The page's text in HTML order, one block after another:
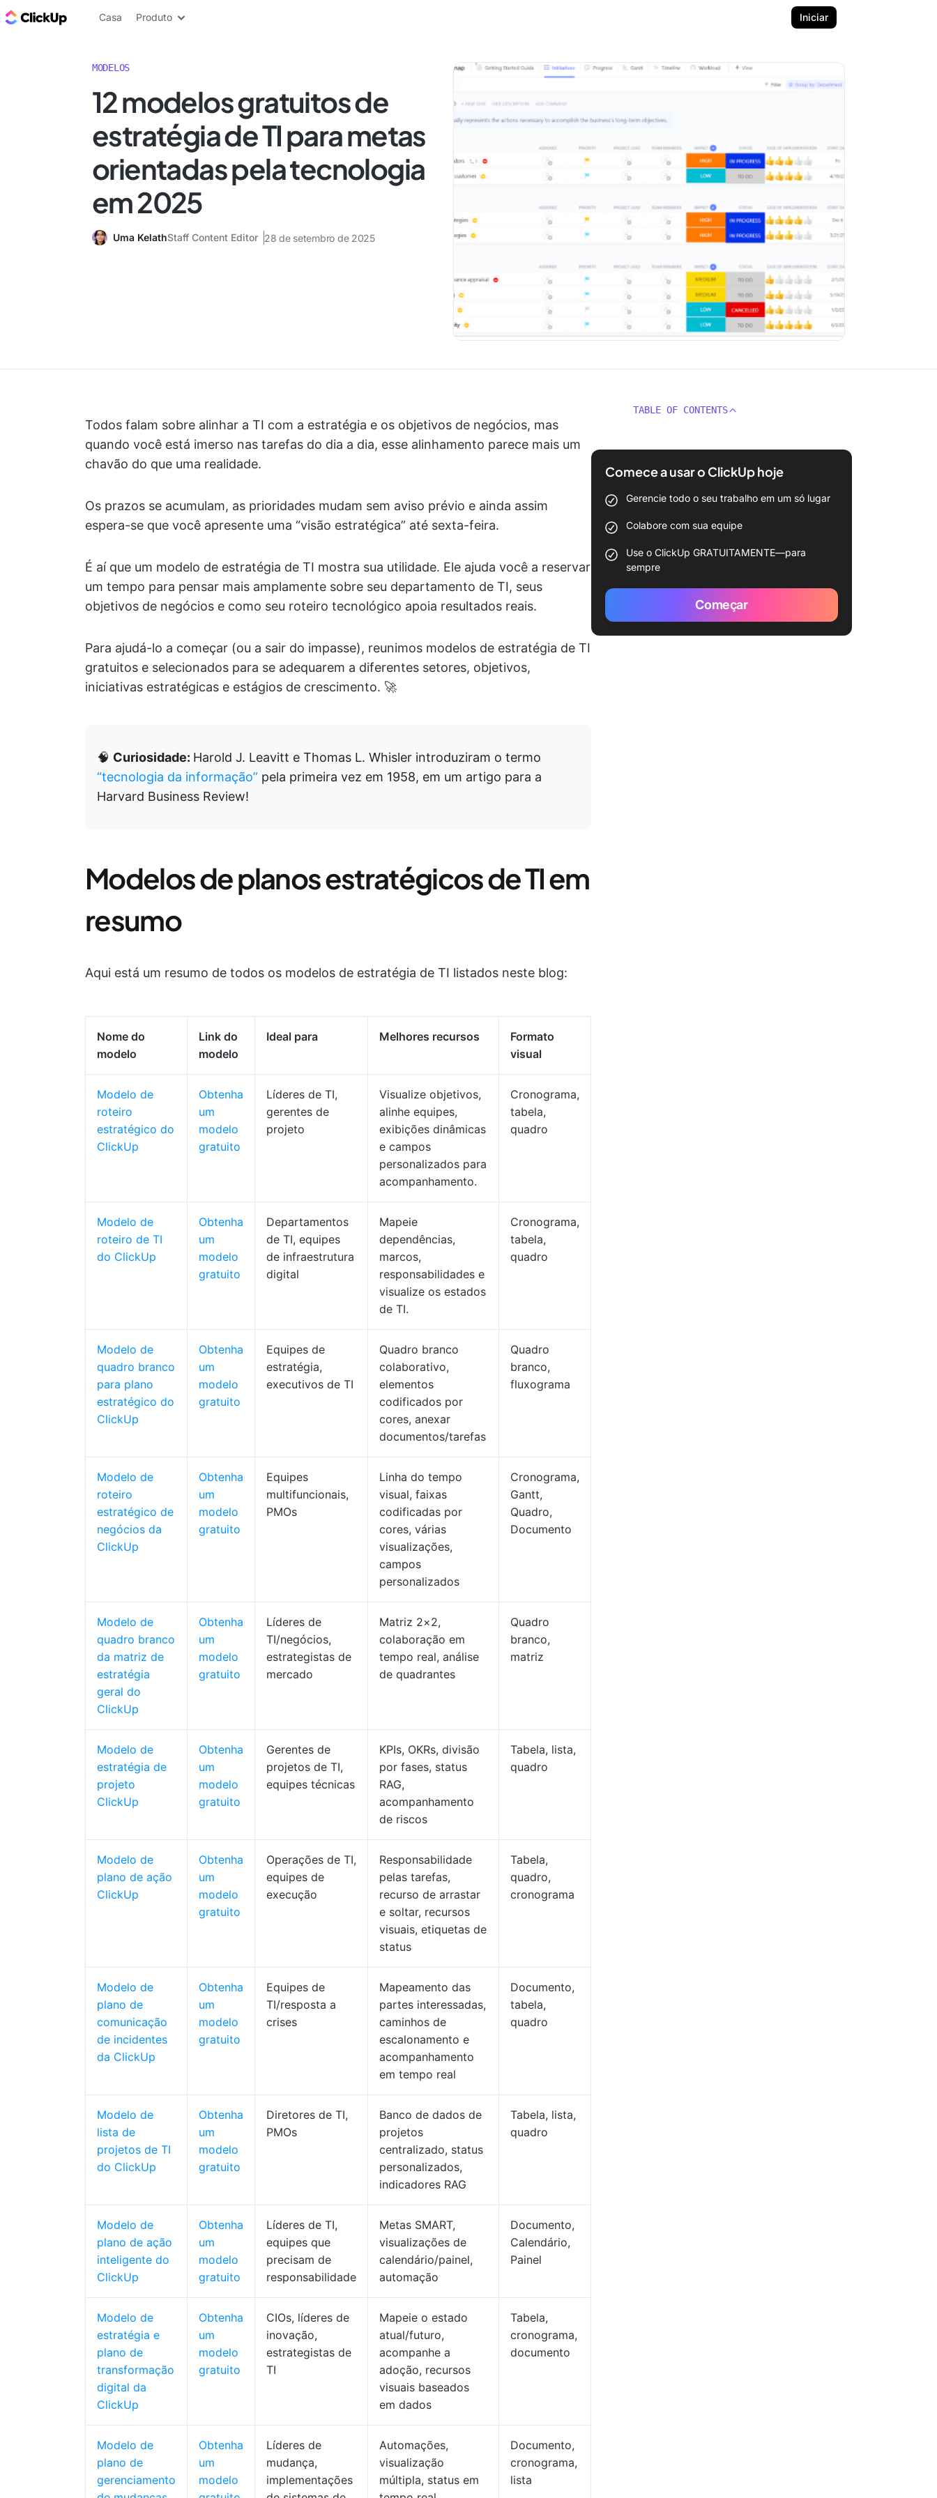
ClickUp Blogue
Casa Produto Iniciar
MODELOS
12 modelos gratuitos de
estratégia de TI para metas
orientadas pela tecnologia
em 2025
Uma KelathStaff Content Editor 28 de setembro de 2025
Todos falam sobre alinhar a TI com a estratégia e os objetivos de negócios, mas
quando você está imerso nas tarefas do dia a dia, esse alinhamento parece mais um
chavão do que uma realidade.
Os prazos se acumulam, as prioridades mudam sem aviso prévio e ainda assim
espera-se que você apresente uma “visão estratégica” até sexta-feira.
É aí que um modelo de estratégia de TI mostra sua utilidade. Ele ajuda você a reservar
um tempo para pensar mais amplamente sobre seu departamento de TI, seus
objetivos de negócios e como seu roteiro tecnológico apoia resultados reais.
Para ajudá-lo a começar (ou a sair do impasse), reunimos modelos de estratégia de TI
gratuitos e selecionados para se adequarem a diferentes setores, objetivos,
iniciativas estratégicas e estágios de crescimento. 🚀
🧠 Curiosidade: Harold J. Leavitt e Thomas L. Whisler introduziram o termo
“tecnologia da informação” pela primeira vez em 1958, em um artigo para a
Harvard Business Review!
Modelos de planos estratégicos de TI em
resumo
Aqui está um resumo de todos os modelos de estratégia de TI listados neste blog:
Nome do
modelo
Link do
modelo
Ideal para Melhores recursos
Formato
visual
Modelo de
roteiro
estratégico do
ClickUp
Obtenha
um
modelo
gratuito
Líderes de TI,
gerentes de
projeto
Visualize objetivos,
alinhe equipes,
exibições dinâmicas
e campos
personalizados para
acompanhamento.
Cronograma,
tabela,
quadro
Modelo de
roteiro de TI
do ClickUp
Obtenha
um
modelo
gratuito
Departamentos
de TI, equipes
de infraestrutura
digital
Mapeie
dependências,
marcos,
responsabilidades e
visualize os estados
de TI.
Cronograma,
tabela,
quadro
Modelo de
quadro branco
para plano
estratégico do
ClickUp
Obtenha
um
modelo
gratuito
Equipes de
estratégia,
executivos de TI
Quadro branco
colaborativo,
elementos
codificados por
cores, anexar
documentos/tarefas
Quadro
branco,
fluxograma
Modelo de
roteiro
estratégico de
negócios da
ClickUp
Obtenha
um
modelo
gratuito
Equipes
multifuncionais,
PMOs
Linha do tempo
visual, faixas
codificadas por
cores, várias
visualizações,
campos
personalizados
Cronograma,
Gantt,
Quadro,
Documento
Modelo de
quadro branco
da matriz de
estratégia
geral do
ClickUp
Obtenha
um
modelo
gratuito
Líderes de
TI/negócios,
estrategistas de
mercado
Matriz 2×2,
colaboração em
tempo real, análise
de quadrantes
Quadro
branco,
matriz
Modelo de
estratégia de
projeto
ClickUp
Obtenha
um
modelo
gratuito
Gerentes de
projetos de TI,
equipes técnicas
KPIs, OKRs, divisão
por fases, status
RAG,
acompanhamento
de riscos
Tabela, lista,
quadro
Modelo de
plano de ação
ClickUp
Obtenha
um
modelo
gratuito
Operações de TI,
equipes de
execução
Responsabilidade
pelas tarefas,
recurso de arrastar
e soltar, recursos
visuais, etiquetas de
status
Tabela,
quadro,
cronograma
Modelo de
plano de
comunicação
de incidentes
da ClickUp
Obtenha
um
modelo
gratuito
Equipes de
TI/resposta a
crises
Mapeamento das
partes interessadas,
caminhos de
escalonamento e
acompanhamento
em tempo real
Documento,
tabela,
quadro
Modelo de
lista de
projetos de TI
do ClickUp
Obtenha
um
modelo
gratuito
Diretores de TI,
PMOs
Banco de dados de
projetos
centralizado, status
personalizados,
indicadores RAG
Tabela, lista,
quadro
Modelo de
plano de ação
inteligente do
ClickUp
Obtenha
um
modelo
gratuito
Líderes de TI,
equipes que
precisam de
responsabilidade
Metas SMART,
visualizações de
calendário/painel,
automação
Documento,
Calendário,
Painel
Modelo de
estratégia e
plano de
transformação
digital da
ClickUp
Obtenha
um
modelo
gratuito
CIOs, líderes de
inovação,
estrategistas de
TI
Mapeie o estado
atual/futuro,
acompanhe a
adoção, recursos
visuais baseados
em dados
Tabela,
cronograma,
documento
Modelo de
plano de
gerenciamento
Obtenha
um
modelo
Líderes de
mudança,
implementações
Automações,
visualização
múltipla, status em
Documento,
cronograma,
lista
TABLE OF CONTENTS
Comece a usar o ClickUp hoje
Gerencie todo o seu trabalho em um só lugar
Colabore com sua equipe
Use o ClickUp GRATUITAMENTE—para
sempre
Começar